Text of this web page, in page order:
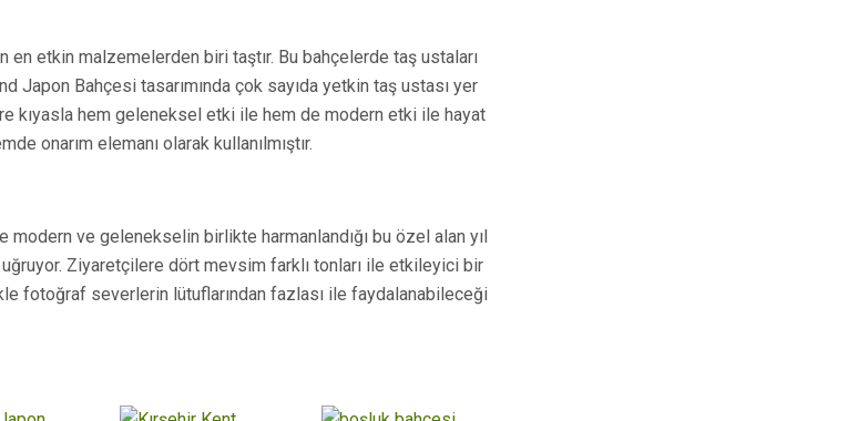
en etkin malzemelerden biri taştır. Bu bahçelerde taş ustaları
Japon Bahçesi tasarımında çok sayıda yetkin taş ustası yer
kıyasla hem geleneksel etki ile hem de modern etki ile hayat
onarım elemanı olarak kullanılmıştır.
modern ve gelenekselin birlikte harmanlandığı bu özel alan yıl
Ziyaretçilere dört mevsim farklı tonları ile etkileyici bir
fotoğraf severlerin lütuflarından fazlası ile faydalanabileceği